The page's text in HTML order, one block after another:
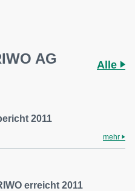
AG Alle
2011
mehr
erreicht 2011